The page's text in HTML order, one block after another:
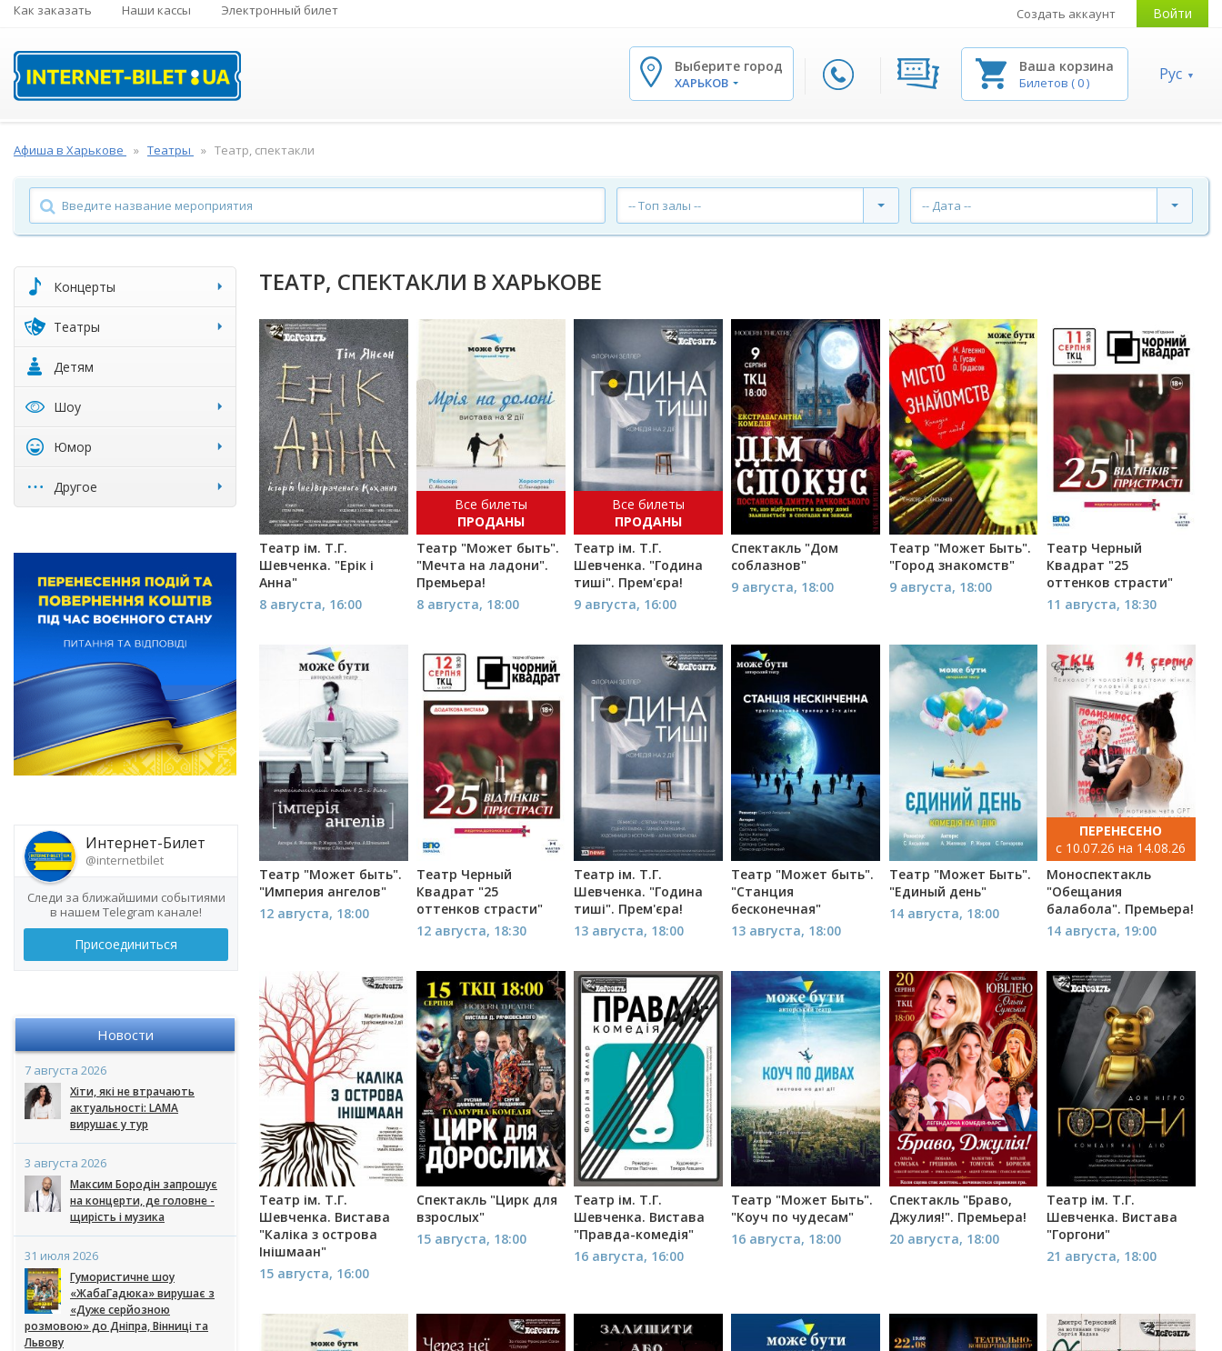
Как заказать Наши кассы Электронный билет Создать аккаунт Войти
Выберите город
ХАРЬКОВ
Ваша корзина
Билетов (0) Рус
Афиша в Харькове Театры Театр, спектакли
-- Топ залы -- -- Дата --
Концерты
Театры
Детям
Шоу
Юмор
Другое
Интернет-Билет
@internetbilet
Следи за ближайшими событиями
в нашем Telegram канале!
Присоединиться
Новости
7 августа 2026
Хіти, які не втрачають
актуальності: LAMA
вирушає у тур
3 августа 2026
Максим Бородін запрошує
на концерти, де головне -
щирість і музика
31 июля 2026
Гумористичне шоу
«ЖабаГадюка» вирушає з
«Дуже серйозною
розмовою» до Дніпра, Вінниці та
Львову
ТЕАТР, СПЕКТАКЛИ В ХАРЬКОВЕ
Театр ім. Т.Г.
Шевченка. "Ерік і
Анна"
8 августа, 16:00
Все билеты
ПРОДАНЫ
Театр "Может быть".
"Мечта на ладони".
Премьера!
8 августа, 18:00
Все билеты
ПРОДАНЫ
Театр ім. Т.Г.
Шевченка. "Година
тиші". Прем'єра!
9 августа, 16:00
Спектакль "Дом
соблазнов"
9 августа, 18:00
Театр "Может Быть".
"Город знакомств"
9 августа, 18:00
Театр Черный
Квадрат "25
оттенков страсти"
11 августа, 18:30
Театр "Может быть".
"Империя ангелов"
12 августа, 18:00
Театр Черный
Квадрат "25
оттенков страсти"
12 августа, 18:30
Театр ім. Т.Г.
Шевченка. "Година
тиші". Прем'єра!
13 августа, 18:00
Театр "Может быть".
"Станция
бесконечная"
13 августа, 18:00
Театр "Может Быть".
"Единый день"
14 августа, 18:00
ПЕРЕНЕСЕНО
с 10.07.26 на 14.08.26
Моноспектакль
"Обещания
балабола". Премьера!
14 августа, 19:00
Театр ім. Т.Г.
Шевченка. Вистава
"Каліка з острова
Інішмаан"
15 августа, 16:00
Спектакль "Цирк для
взрослых"
15 августа, 18:00
Театр ім. Т.Г.
Шевченка. Вистава
"Правда-комедія"
16 августа, 16:00
Театр "Может Быть".
"Коуч по чудесам"
16 августа, 18:00
Спектакль "Браво,
Джулия!". Премьера!
20 августа, 18:00
Театр ім. Т.Г.
Шевченка. Вистава
"Горгони"
21 августа, 18:00